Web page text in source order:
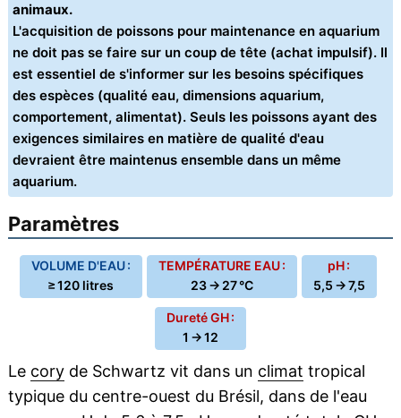
animaux.
L'acquisition de poissons pour maintenance en aquarium
ne doit pas se faire sur un coup de tête (achat impulsif). Il
est essentiel de s'informer sur les besoins spécifiques
des espèces (qualité eau, dimensions aquarium,
comportement, alimentat). Seuls les poissons ayant des
exigences similaires en matière de qualité d'eau
devraient être maintenus ensemble dans un même
aquarium.
Paramètres
VOLUME D'EAU :
≥ 120 litres
TEMPÉRATURE EAU :
23 → 27 °C
pH :
5,5 → 7,5
Dureté GH :
1 → 12
Le coryde Schwartz vit dans un climat tropical
typique du centre-ouest du Brésil, dans de l'eau